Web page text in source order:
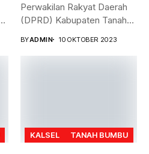
Perwakilan Rakyat Daerah
(DPRD) Kabupaten Tanah
BYADMIN 10 OKTOBER 2023
KALSEL TANAH BUMBU